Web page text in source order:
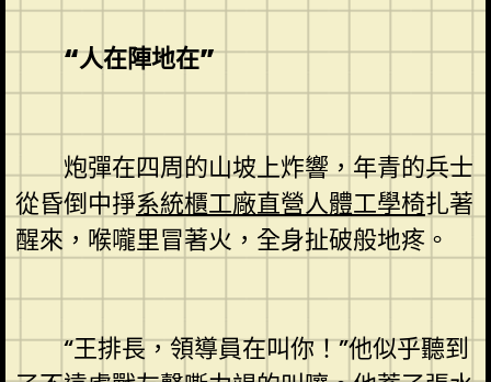
“人在陣地在”
炮彈在四周的山坡上炸響，年青的兵士
從昏倒中掙系統櫃工廠直營人體工學椅扎著
醒來，喉嚨里冒著火，全身扯破般地疼。
“王排長，領導員在叫你！”他似乎聽到